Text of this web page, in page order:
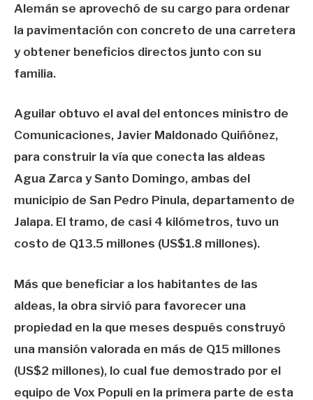
Alemán se aprovechó de su cargo para ordenar
la pavimentación con concreto de una carretera
y obtener beneficios directos junto con su
familia.
Aguilar obtuvo el aval del entonces ministro de
Comunicaciones, Javier Maldonado Quiñónez,
para construir la vía que conecta las aldeas
Agua Zarca y Santo Domingo, ambas del
municipio de San Pedro Pinula, departamento de
Jalapa. El tramo, de casi 4 kilómetros, tuvo un
costo de Q13.5 millones (US$1.8 millones).
Más que beneficiar a los habitantes de las
aldeas, la obra sirvió para favorecer una
propiedad en la que meses después construyó
una mansión valorada en más de Q15 millones
(US$2 millones), lo cual fue demostrado por el
equipo de Vox Populi en la primera parte de esta